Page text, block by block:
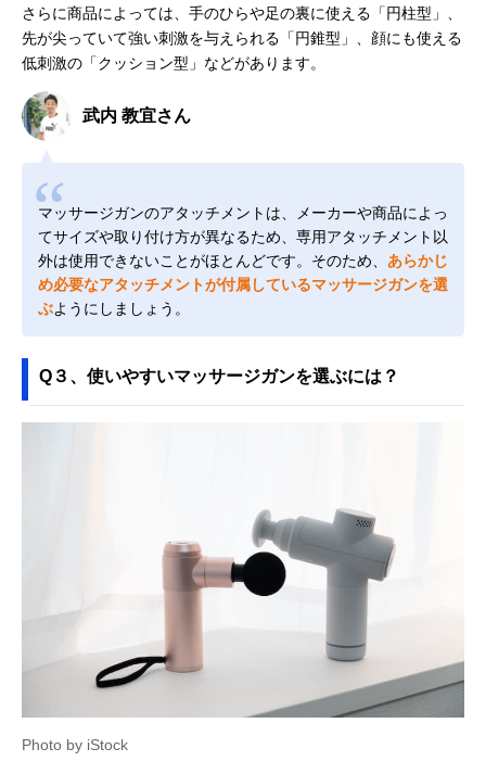
さらに商品によっては、手のひらや足の裏に使える「円柱型」、
先が尖っていて強い刺激を与えられる「円錐型」、顔にも使える
低刺激の「クッション型」などがあります。
武内 教宜さん
マッサージガンのアタッチメントは、メーカーや商品によっ
てサイズや取り付け方が異なるため、専用アタッチメント以
外は使用できないことがほとんどです。そのため、 あらかじ
め必要なアタッチメントが付属しているマッサージガンを選
ぶようにしましょう。
Q３、使いやすいマッサージガンを選ぶには？
Photo by iStock